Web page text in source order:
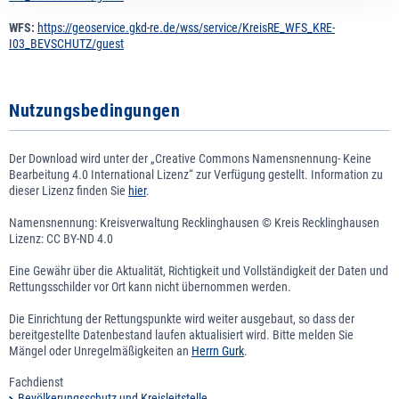
WFS: https://geoservice.gkd-re.de/wss/service/KreisRE_WFS_KRE-
I03_BEVSCHUTZ/guest
Nutzungsbedingungen
Der Download wird unter der „Creative Commons Namensnennung- Keine
Bearbeitung 4.0 International Lizenz“ zur Verfügung gestellt. Information zu
dieser Lizenz finden Sie hier.
Namensnennung: Kreisverwaltung Recklinghausen © Kreis Recklinghausen
Lizenz: CC BY-ND 4.0
Eine Gewähr über die Aktualität, Richtigkeit und Vollständigkeit der Daten und
Rettungsschilder vor Ort kann nicht übernommen werden.
Die Einrichtung der Rettungspunkte wird weiter ausgebaut, so dass der
bereitgestellte Datenbestand laufen aktualisiert wird. Bitte melden Sie
Mängel oder Unregelmäßigkeiten an Herrn Gurk.
Fachdienst